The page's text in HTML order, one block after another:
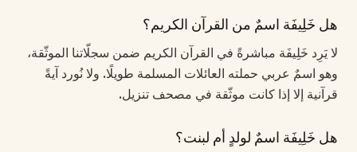
هل خَلِيفَة اسمٌ من القرآن الكريم؟
لا يَرِد خَلِيفَة مباشرةً في القرآن الكريم ضمن سجلّاتنا الموثّقة،
وهو اسمٌ عربي حملته العائلات المسلمة طويلًا. ولا نُورد آيةً
قرآنية إلا إذا كانت موثّقة في مصحف تنزيل.
هل خَلِيفَة اسمٌ لولدٍ أم لبنت؟